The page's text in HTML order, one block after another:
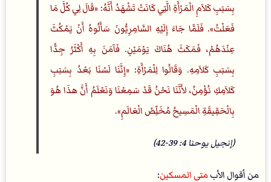
بِسَبَبِ كَلاَمِ الْمَرْأَةِ الَّتِي كَانَتْ تَشْهَدُ أَنَّهُ: «قَالَ لِي كُلَّ مَا
فَعَلْتُ». فَلَمَّا جَاءَ إِلَيْهِ السَّامِرِيُّونَ سَأَلُوهُ أَنْ يَمْكُثَ
عِنْدَهُمْ، فَمَكَثَ هُنَاكَ يَوْمَيْنِ. فَآمَنَ بِهِ أَكْثَرُ جِدًّا
بِسَبَبِ كَلاَمِهِ. وَقَالُوا لِلْمَرْأَةِ: «إِنَّنَا لَسْنَا بَعْدُ بِسَبَبِ
كَلاَمِكِ نُؤْمِنُ، لأَنَّنَا نَحْنُ قَدْ سَمِعْنَا وَنَعْلَمُ أَنَّ هذَا هُوَ
بِالْحَقِيقَةِ الْمَسِيحُ مُخَلِّصُ الْعَالَمِ».
(إنجيل يوحنا 4: 39-42)
من أقوال الأبمتى المسكين: